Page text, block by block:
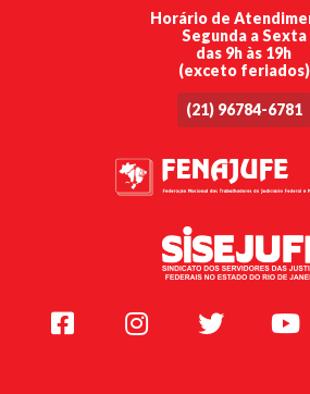
Horário de
Segunda a Sexta
das 9h às 19h
(exceto feriados)
(21) 96784-6781
Facebook Instagram Twitter